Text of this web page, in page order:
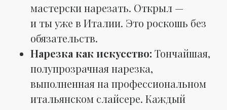
мастерски нарезать. Открыл —
и ты уже в Италии. Это роскошь без
обязательств.
Нарезка как искусство: Тончайшая,
полупрозрачная нарезка,
выполненная на профессиональном
итальянском слайсере. Каждый